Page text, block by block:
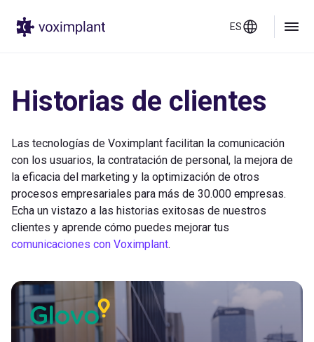
ES
Historias de clientes
Las tecnologías de Voximplant facilitan la comunicación
con los usuarios, la contratación de personal, la mejora de
la eficacia del marketing y la optimización de otros
procesos empresariales para más de 30.000 empresas.
Echa un vistazo a las historias exitosas de nuestros
clientes y aprende cómo puedes mejorar tus
comunicaciones con Voximplant.